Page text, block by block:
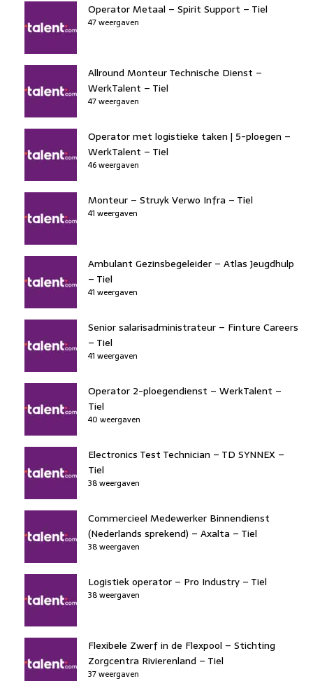
Operator Metaal – Spirit Support – Tiel
47 weergaven
Allround Monteur Technische Dienst –
WerkTalent – Tiel
47 weergaven
Operator met logistieke taken | 5-ploegen –
WerkTalent – Tiel
46 weergaven
Monteur – Struyk Verwo Infra – Tiel
41 weergaven
Ambulant Gezinsbegeleider – Atlas Jeugdhulp
– Tiel
41 weergaven
Senior salarisadministrateur – Finture Careers
– Tiel
41 weergaven
Operator 2-ploegendienst – WerkTalent –
Tiel
40 weergaven
Electronics Test Technician – TD SYNNEX –
Tiel
38 weergaven
Commercieel Medewerker Binnendienst
(Nederlands sprekend) – Axalta – Tiel
38 weergaven
Logistiek operator – Pro Industry – Tiel
38 weergaven
Flexibele Zwerf in de Flexpool – Stichting
Zorgcentra Rivierenland – Tiel
37 weergaven